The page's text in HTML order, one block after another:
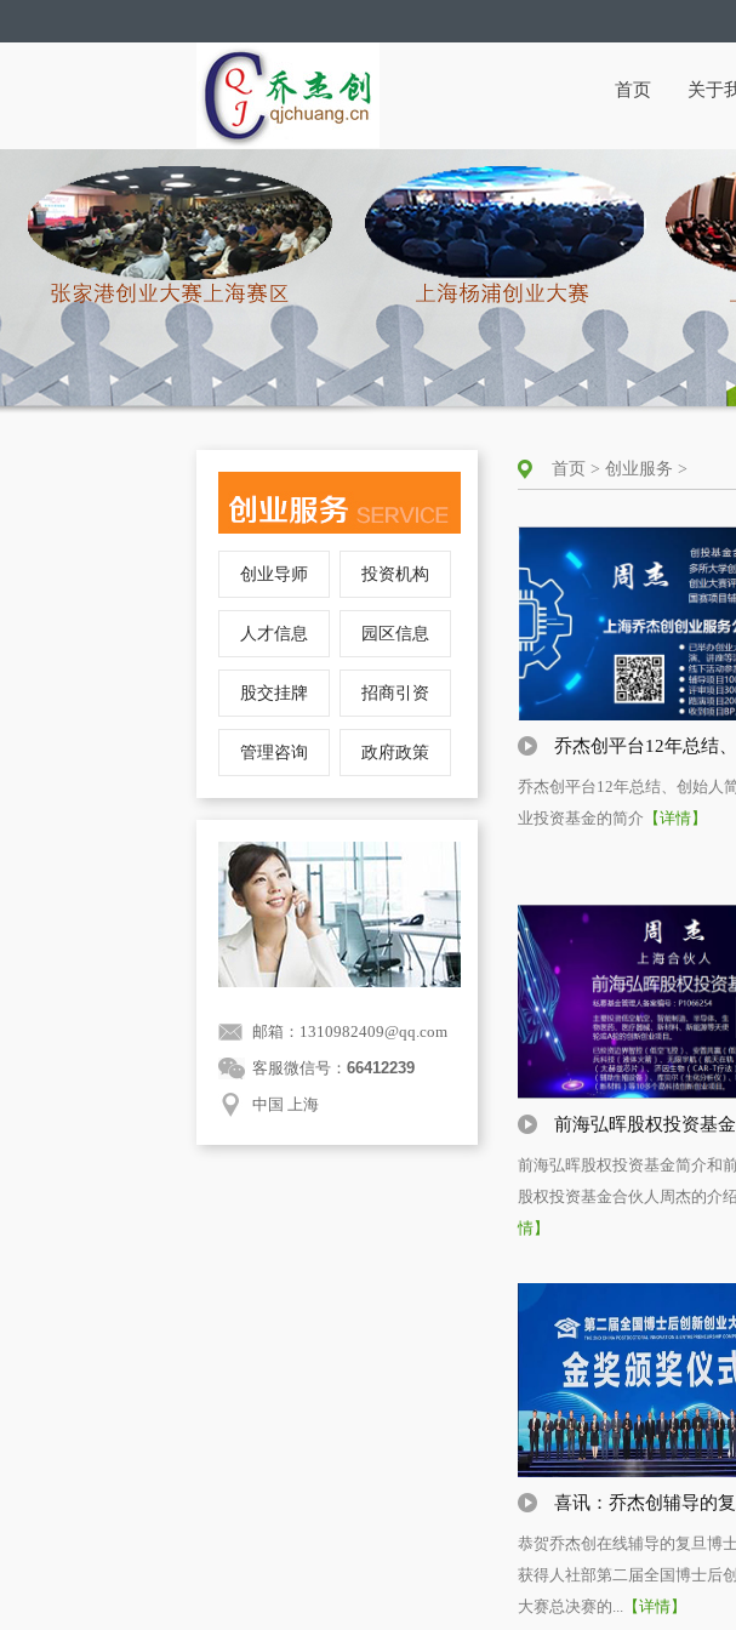
首页 关于
创业导师 投资机构
人才信息 园区信息
股交挂牌 招商引资
管理咨询 政府政策
邮箱：1310982409@qq.com
客服微信号： 66412239
中国 上海
首页 > 创业服务 >
乔杰创平台12年总结
乔杰创平台12年总结、创始人
业投资基金的简介 【详情】
前海弘晖股权投资基
前海弘晖股权投资基金简介和
股权投资基金合伙人周杰的介绍
情】
喜讯：乔杰创辅导的
恭贺乔杰创在线辅导的复旦博
获得人社部第二届全国博士后
大赛总决赛的... 【详情】